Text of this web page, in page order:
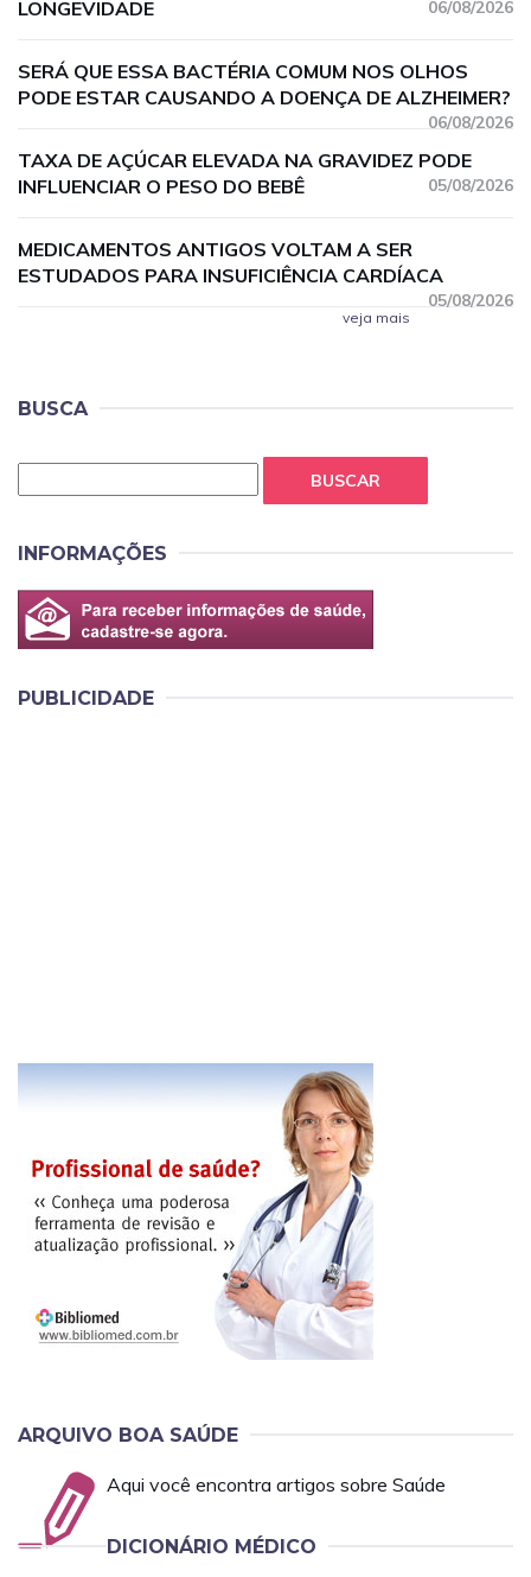
LONGEVIDADE 06/08/2026
SERÁ QUE ESSA BACTÉRIA COMUM NOS OLHOS
PODE ESTAR CAUSANDO A DOENÇA DE ALZHEIMER?
06/08/2026
TAXA DE AÇÚCAR ELEVADA NA GRAVIDEZ PODE
INFLUENCIAR O PESO DO BEBÊ
05/08/2026
MEDICAMENTOS ANTIGOS VOLTAM A SER
ESTUDADOS PARA INSUFICIÊNCIA CARDÍACA
05/08/2026
veja mais
BUSCA
BUSCAR
INFORMAÇÕES
PUBLICIDADE
ARQUIVO BOA SAÚDE
Aqui você encontra artigos sobre Saúde
DICIONÁRIO MÉDICO